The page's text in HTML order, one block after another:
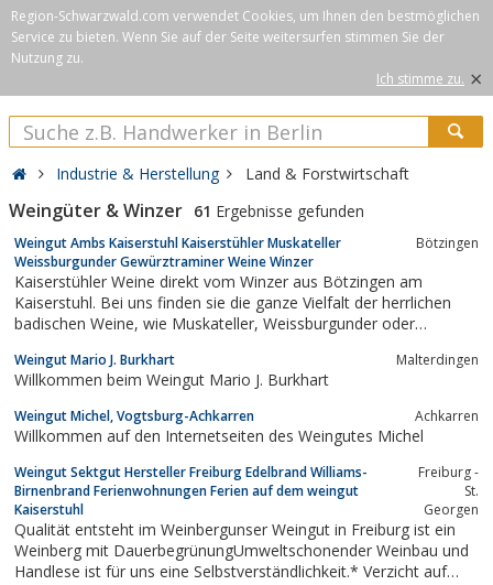
Region-Schwarzwald.com verwendet Cookies, um Ihnen den bestmöglichen
Service zu bieten. Wenn Sie auf der Seite weitersurfen stimmen Sie der
Nutzung zu.
Ich stimme zu. ×
Industrie & Herstellung Land & Forstwirtschaft
Weingüter & Winzer 61 Ergebnisse gefunden
Weingut Ambs Kaiserstuhl Kaiserstühler Muskateller
Weissburgunder Gewürztraminer Weine Winzer
Bötzingen
Kaiserstühler Weine direkt vom Winzer aus Bötzingen am
Kaiserstuhl. Bei uns finden sie die ganze Vielfalt der herrlichen
badischen Weine, wie Muskateller, Weissburgunder oder
unserem Weinkeller auch Chardonnay, Spätburgunder Rotwein,
Silvaner und die badische...
Weingut Mario J. Burkhart Malterdingen
Willkommen beim Weingut Mario J. Burkhart
Weingut Michel, Vogtsburg-Achkarren Achkarren
Willkommen auf den Internetseiten des Weingutes Michel
Weingut Sektgut Hersteller Freiburg Edelbrand Williams-
Birnenbrand Ferienwohnungen Ferien auf dem weingut
Kaiserstuhl
Freiburg -
St.
Georgen
Qualität entsteht im Weinbergunser Weingut in Freiburg ist ein
Weinberg mit DauerbegrünungUmweltschonender Weinbau und
Handlese ist für uns eine Selbstverständlichkeit.* Verzicht auf